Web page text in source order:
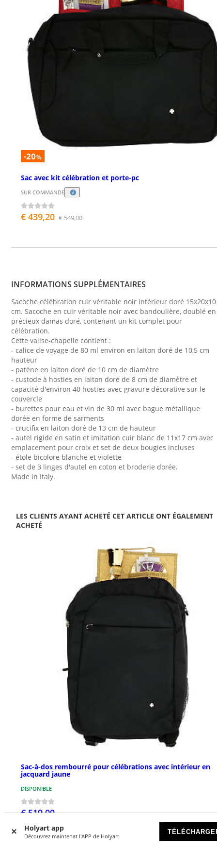
Holyart app
Découvrez maintenat l'APP de Holyart
-20%
Sac avec kit célébration et porte-pc
SUR COMMANDE
€ 439,20 € 549,00
INFORMATIONS SUPPLÉMENTAIRES
Sacoche célébration cuir véritable noir intérieur doré 15x20x10
cm. Sacoche en cuir véritable noir avec bandoulière, doublé en
précieux damas doré, contenant un kit complet pour
célébration.
Cette valise-chapelle contient :
- calice de voyage de 80 ml environ en laiton doré de 10,5 cm
hauteur
- patène en laiton doré de 10 cm de diamètre
- custode à hosties en laiton doré de 8 cm de diamètre et
capacité d'environ 40 hosties avec gravure décorative sur le
couvercle
- burettes pour eau et vin de 30 ml avec bague métallique
dorée en forme de sarments
- crucifix en laiton doré de 13 cm de hauteur
- autel rigide en satin et imitation cuir blanc de 11x17 cm avec
emplacement pour croix et set de deux bougies incluses
- étole bicolore blanche et violette
- set de 3 linges d'autel en coton et broderie dorée.
Made in Italy.
LES CLIENTS AYANT ACHETÉ CET ARTICLE ONT ÉGALEMENT
ACHETÉ
Sac-à-dos rembourré pour célébrations avec intérieur en
jacquard jaune
DISPONIBLE
€ 519,00